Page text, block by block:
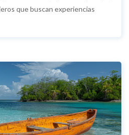
que buscan experiencias